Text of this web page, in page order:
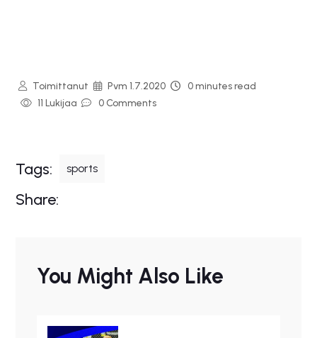
Toimittanut Pvm 1.7.2020
0 minutes read
11 Lukijaa
0 Comments
Tags: sports
Share:
You Might Also Like